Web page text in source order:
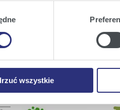
ustawienia
, możecie
wszystkie
, odmawiacie
do prawidłowego
wszystkie